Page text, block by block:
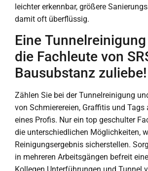
leichter erkennbar, größere
damit oft überflüssig.
Eine
die Fachleute von
Bausubstanz zuliebe!
Zählen Sie bei der Tunnelreinigung
von Schmierereien, Graffitis und
eines Profis. Nur ein top geschulter
die unterschiedlichen Möglichkeiten,
Reinigungsergebnis sicherstellen.
in mehreren Arbeitsgängen befreit